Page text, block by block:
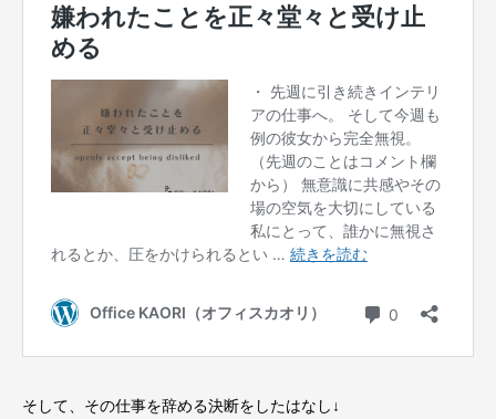
そして、その仕事を辞める決断をしたはなし↓